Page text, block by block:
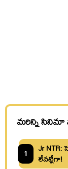
మరిన్ని సినిమా
1 Jr NTR:
లేనట్లేగా!